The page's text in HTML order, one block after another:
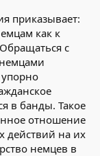
приказывает:
как к
с
упорно
в банды. Такое
отношение
действий на их
немцев в